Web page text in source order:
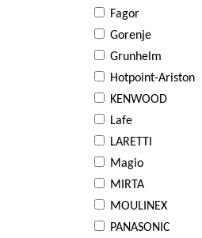
Fagor
Gorenje
Grunhelm
Hotpoint-Ariston
KENWOOD
Lafe
LARETTI
Magio
MIRTA
MOULINEX
PANASONIC